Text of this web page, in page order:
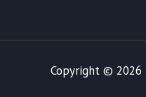
Copyright © 2026